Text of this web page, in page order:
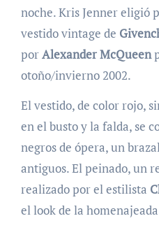
noche. Kris Jenner eligió
vestido vintage de
porAlexander McQueen
otoño/invierno 2002.
El vestido, de color rojo,
en el busto y la falda, se
negros de ópera, un
antiguos. El peinado, un
realizado por el estilista
el look de la